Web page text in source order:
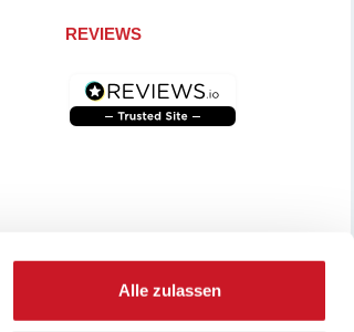
Alle zulassen
REVIEWS